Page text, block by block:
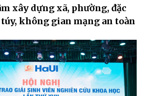
xây dựng xã, phường, đặc
không gian mạng an toàn